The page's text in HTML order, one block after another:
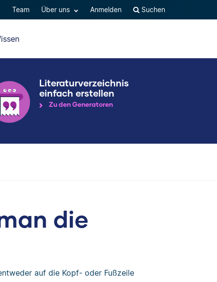
Team Über uns Anmelden Suchen
Literaturverzeichnis
einfach erstellen
Zu den Generatoren
die
auf die Kopf- oder Fußzeile